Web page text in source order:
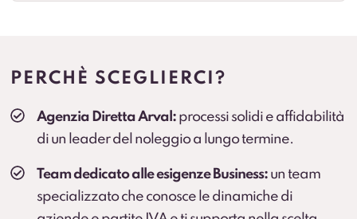
Soluzione consigliata per ruoli critici, agenti e flotte
operative (secondo condizioni).
PERCHÈ SCEGLIERCI?
Agenzia Diretta Arval: processi solidi e affidabilità
di un leader del noleggio a lungo termine.
Team dedicato alle esigenze Business: un team
specializzato che conosce le dinamiche di